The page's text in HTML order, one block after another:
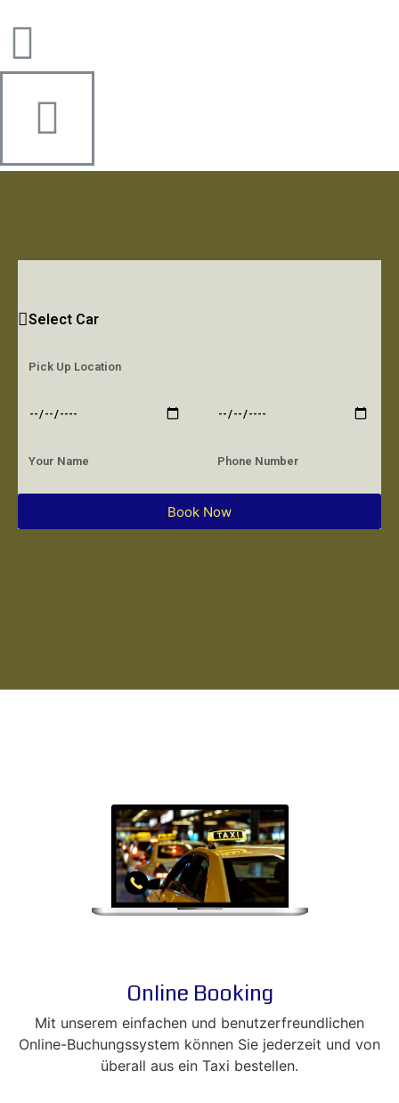
Book Now
Online Booking
Mit unserem einfachen und benutzerfreundlichen
Online-Buchungssystem können Sie jederzeit und von
überall aus ein Taxi bestellen.